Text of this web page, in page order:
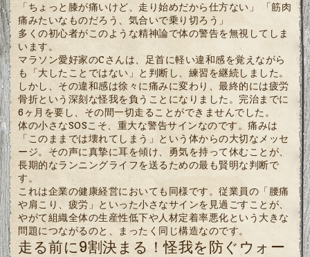
「ちょっと膝が痛いけど、走り始めだから仕方ない」 「筋肉
痛みたいなものだろう、気合いで乗り切ろう」
多くの初心者がこのような精神論で体の警告を無視してしま
います。
マラソン愛好家のCさんは、足首に軽い違和感を覚えながら
も「大したことではない」と判断し、練習を継続しました。
しかし、その違和感は徐々に痛みに変わり、最終的には疲労
骨折という深刻な怪我を負うことになりました。完治までに
6ヶ月を要し、その間一切走ることができませんでした。
体の小さなSOSこそ、重大な警告サインなのです。痛みは
「このままでは壊れてしまう」という体からの大切なメッセ
ージ。その声に真摯に耳を傾け、勇気を持って休むことが、
長期的なランニングライフを送るための最も賢明な判断で
す。
これは企業の健康経営においても同様です。従業員の「腰痛
や肩こり、疲労」といった小さなサインを見過ごすことが、
やがて組織全体の生産性低下や人材定着率悪化という大きな
問題につながるのと、まったく同じ構造なのです。
走る前に9割決まる！怪我を防ぐウォー